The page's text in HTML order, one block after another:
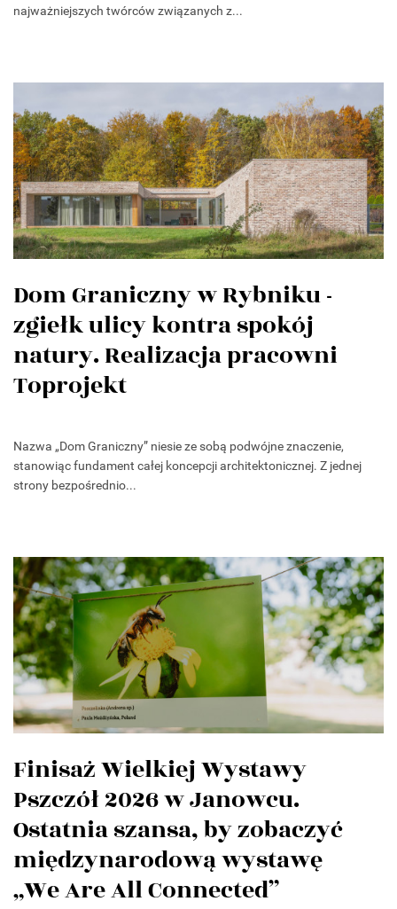
najważniejszych twórców związanych z...
Dom Graniczny w Rybniku -
zgiełk ulicy kontra spokój
natury. Realizacja pracowni
Toprojekt
Nazwa „Dom Graniczny” niesie ze sobą podwójne znaczenie,
stanowiąc fundament całej koncepcji architektonicznej. Z jednej
strony bezpośrednio...
Finisaż Wielkiej Wystawy
Pszczół 2026 w Janowcu.
Ostatnia szansa, by zobaczyć
międzynarodową wystawę
„We Are All Connected”